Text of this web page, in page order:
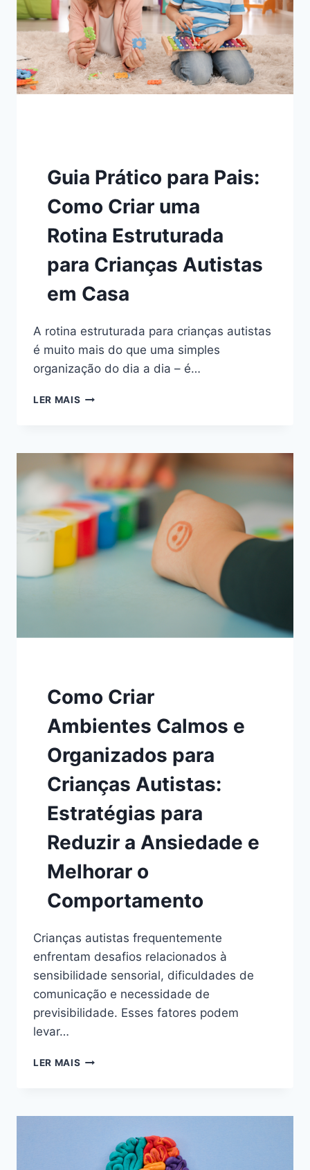
AMBIENTES
EDUCACIONAIS
Guia Prático para Pais:
Como Criar uma
Rotina Estruturada
para Crianças Autistas
em Casa
A rotina estruturada para crianças autistas
é muito mais do que uma simples
organização do dia a dia – é…
LER MAIS GUIA
COMO
UMA
ROTINA
ESTRUTURADA
CRIANÇAS
AUTISTAS
Como Criar
Ambientes Calmos e
Organizados para
Crianças Autistas:
Estratégias para
Reduzir a Ansiedade e
Melhorar o
Comportamento
Crianças autistas frequentemente
enfrentam desafios relacionados à
sensibilidade sensorial, dificuldades de
comunicação e necessidade de
previsibilidade. Esses fatores podem
levar…
LER MAIS COMO
E
CRIANÇAS